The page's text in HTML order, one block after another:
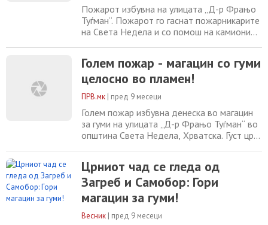
Пожарот избувна на улицата „Д-р Фрањо
Туѓман“. Пожарот го гаснат пожарникарите
на Света Недела и со помош на камиони
служби, објави „Светонеделски лист“.
Голем и густ столб од црн чад е видлив од
сите делови на градот, Самобор и
западниот дел на Загреб. Радио „Света
Недела“ забележува
Голем пожар - магацин со гуми
целосно во пламен!
ПРВ.мк | пред 9 месеци
Голем пожар избувна денеска во магацин
за гуми на улицата „Д-р Фрањо Туѓман“ во
општина Света Недела, Хрватска. Густ црн
екипи на противпожарната служба од
Света Недела, а поради интензитетот на
пожарот им се приклучија и пожарникари
од соседните места. Магацинот се наоѓа
Црниот чад се гледа од
Загреб и Самобор: Гори
магацин за гуми!
Весник | пред 9 месеци